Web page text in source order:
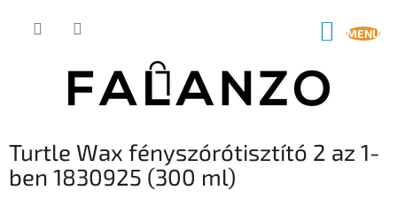
KOSÁR
Turtle Wax fényszórótisztító 2 az 1-
ben 1830925 (300 ml)